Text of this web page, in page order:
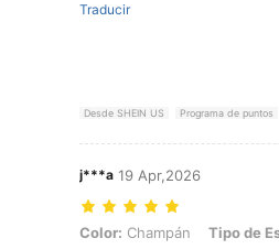
Traducir
Desde SHEIN US Programa de puntos
j***a 19 Apr,2026
Color: Champán, Tipo de Estilo:
Color: Champán Tipo de